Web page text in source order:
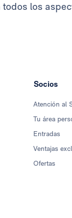
los
Socios
Atención al
Tu área
Entradas
Ventajas
Ofertas